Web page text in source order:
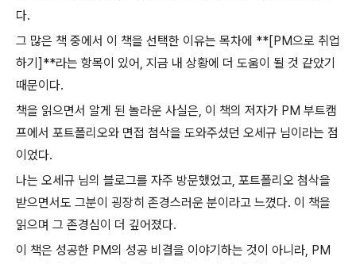
다.
그 많은 책 중에서 이 책을 선택한 이유는 목차에 **[PM으로 취업
하기]**라는 항목이 있어, 지금 내 상황에 더 도움이 될 것 같았기
때문이다.
책을 읽으면서 알게 된 놀라운 사실은, 이 책의 저자가 PM 부트캠
프에서 포트폴리오와 면접 첨삭을 도와주셨던 오세규 님이라는 점
이었다.
나는 오세규 님의 블로그를 자주 방문했었고, 포트폴리오 첨삭을
받으면서도 그분이 굉장히 존경스러운 분이라고 느꼈다. 이 책을
읽으며 그 존경심이 더 깊어졌다.
이 책은 성공한 PM의 성공 비결을 이야기하는 것이 아니라, PM